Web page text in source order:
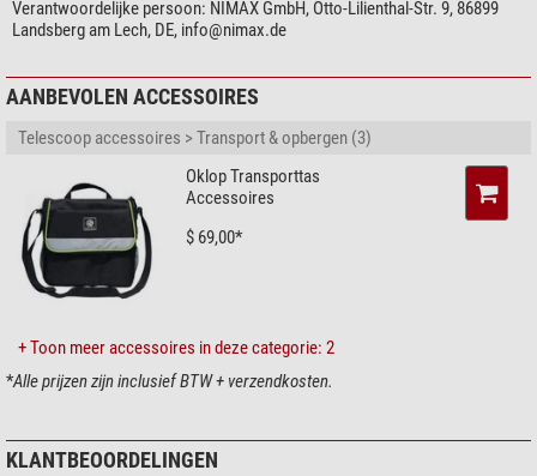
Verantwoordelijke persoon: NIMAX GmbH, Otto-Lilienthal-Str. 9, 86899
Landsberg am Lech, DE, info@nimax.de
AANBEVOLEN ACCESSOIRES
Telescoop accessoires > Transport & opbergen (3)
Oklop Transporttas
Accessoires
$ 69,00*
+ Toon meer accessoires in deze categorie: 2
*Alle prijzen zijn inclusief BTW + verzendkosten.
KLANTBEOORDELINGEN